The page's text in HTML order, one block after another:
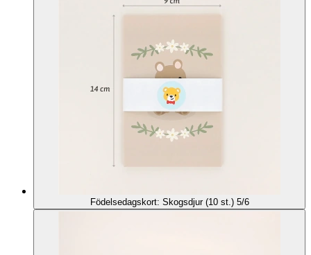
Födelsedagskort: Skogsdjur (10 st.) 5/6